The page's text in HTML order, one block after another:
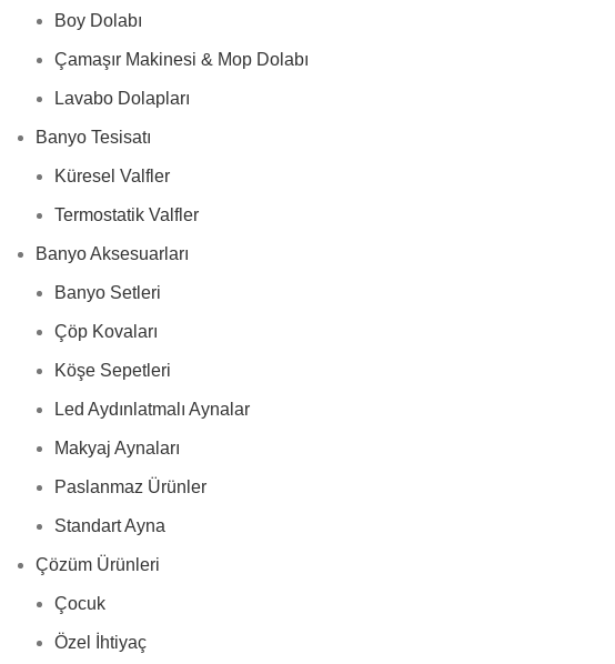
Boy Dolabı
Çamaşır Makinesi & Mop Dolabı
Lavabo Dolapları
Banyo Tesisatı
Küresel Valfler
Termostatik Valfler
Banyo Aksesuarları
Banyo Setleri
Çöp Kovaları
Köşe Sepetleri
Led Aydınlatmalı Aynalar
Makyaj Aynaları
Paslanmaz Ürünler
Standart Ayna
Çözüm Ürünleri
Çocuk
Özel İhtiyaç